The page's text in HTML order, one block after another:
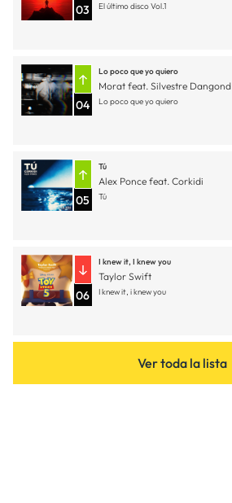
03 El último disco Vol.1
04
Lo poco que yo quiero
Morat feat. Silvestre Dangond
Lo poco que yo quiero
05
Tú
Alex Ponce feat. Corkidi
Tú
06
I knew it, I knew you
Taylor Swift
I knew it, i knew you
Ver toda la lista